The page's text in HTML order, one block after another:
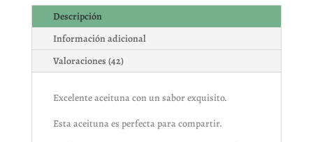
Descripción
Información adicional
Valoraciones (42)
Excelente aceituna con un sabor exquisito.
Esta aceituna es perfecta para compartir.